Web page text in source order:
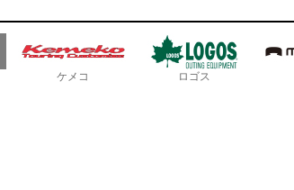
ケメコ ロゴス